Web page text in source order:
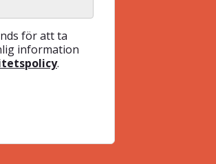
för att ta
information
.